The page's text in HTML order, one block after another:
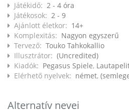
Játékidő: 2 - 4 óra
Játékosok: 2 - 9
Ajánlott életkor: 14+
Komplexitás: Nagyon egyszerű
Tervező: Touko Tahkokallio
Illusztrátor: (Uncredited)
Kiadók: Pegasus Spiele,
Elérhető nyelvek: német,
Alternatív nevei